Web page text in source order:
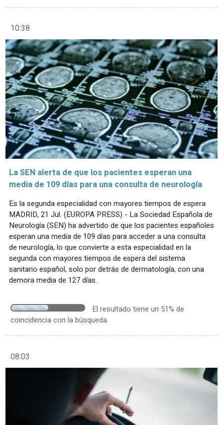
10:38
La SEN alerta de que los pacientes esperan una
media de 109 días para una consulta de neurología
Es la segunda especialidad con mayores tiempos de espera
MADRID, 21 Jul. (EUROPA PRESS) - La Sociedad Española de
Neurología (SEN) ha advertido de que los pacientes españoles
esperan una media de 109 días para acceder a una consulta
de neurología, lo que convierte a esta especialidad en la
segunda con mayores tiempos de espera del sistema
sanitario español, solo por detrás de dermatología, con una
demora media de 127 días.
El resultado tiene un 51% de
coincidencia con la búsqueda.
08:03